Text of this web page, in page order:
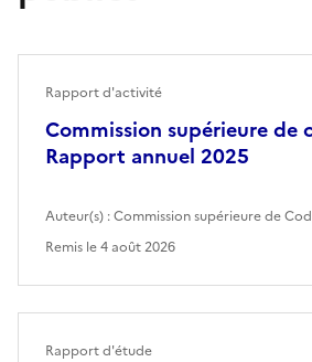
Commission supérieure de
Rapport annuel 2025
Rapport d'activité
Auteur(s) :Commission supérieure de
Remis le4 août 2026
Rapport d'étude